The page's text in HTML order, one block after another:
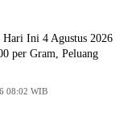
Ini 4 Agustus 2026
per Gram, Peluang
Rabu, 5 Agu 2026 08:02 WIB